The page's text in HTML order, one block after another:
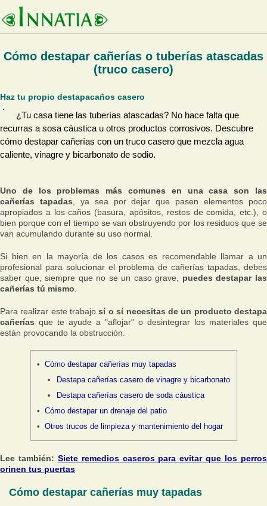
Cómo destapar cañerías o tuberías atascadas
(truco casero)
Haz tu propio destapacaños casero
¿Tu casa tiene las tuberías atascadas? No hace falta que
recurras a sosa cáustica u otros productos corrosivos. Descubre
cómo destapar cañerías con un truco casero que mezcla agua
caliente, vinagre y bicarbonato de sodio.
Uno de los problemas más comunes en una casa son las
cañerías tapadas , ya sea por dejar que pasen elementos poco
apropiados a los caños (basura, apósitos, restos de comida, etc.), o
bien porque con el tiempo se van obstruyendo por los residuos que se
van acumulando durante su uso normal.
Si bien en la mayoría de los casos es recomendable llamar a un
profesional para solucionar el problema de cañerías tapadas, debes
saber que, siempre que no se un caso grave, puedes destapar las
cañerías tú mismo
Para realizar este trabajosí o sí necesitas de un producto destapa
cañerías que te ayude a "aflojar" o desintegrar los materiales que
están provocando la obstrucción.
Cómo destapar cañerías muy tapadas
Destapa cañerías casero de vinagre y bicarbonato
Destapa cañerías casero de soda cáustica
Cómo destapar un drenaje del patio
Otros trucos de limpieza y mantenimiento del hogar
Lee también: Siete remedios caseros para evitar que los perros
orinen tus puertas
Cómo destapar cañerías muy tapadas